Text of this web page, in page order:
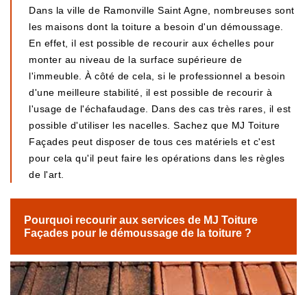
Dans la ville de Ramonville Saint Agne, nombreuses sont
les maisons dont la toiture a besoin d'un démoussage.
En effet, il est possible de recourir aux échelles pour
monter au niveau de la surface supérieure de
l'immeuble. À côté de cela, si le professionnel a besoin
d'une meilleure stabilité, il est possible de recourir à
l'usage de l'échafaudage. Dans des cas très rares, il est
possible d'utiliser les nacelles. Sachez que MJ Toiture
Façades peut disposer de tous ces matériels et c'est
pour cela qu'il peut faire les opérations dans les règles
de l'art.
Pourquoi recourir aux services de MJ Toiture
Façades pour le démoussage de la toiture ?